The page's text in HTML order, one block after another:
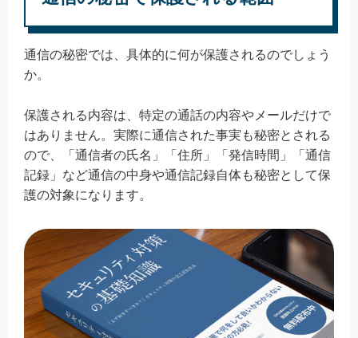
通信の秘密では、具体的に何が保護されるのでしょう
か。
保護される内容は、特定の通話の内容やメールだけで
はありません。実際に通信された事実も秘密とされる
ので、「通信者の氏名」「住所」「発信時間」「通信
記録」など通信の中身や通信記録自体も秘密として保
護の対象になります。